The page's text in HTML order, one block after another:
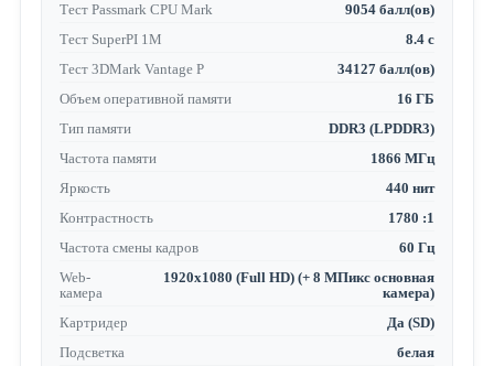
Тест Passmark CPU Mark
9054 балл(ов)
Тест SuperPI 1M
8.4 с
Тест 3DMark Vantage P
34127 балл(ов)
Объем оперативной памяти
16 ГБ
Тип памяти
DDR3 (LPDDR3)
Частота памяти
1866 МГц
Яркость
440 нит
Контрастность
1780 :1
Частота смены кадров
60 Гц
Web-
камера
1920x1080 (Full HD) (+ 8 МПикс основная
камера)
Картридер
Да (SD)
Подсветка
белая